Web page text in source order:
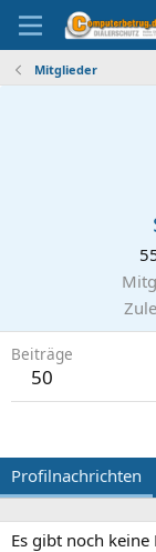
Mitglieder
Beiträge
50
Profilnachrichten
Es gibt noch